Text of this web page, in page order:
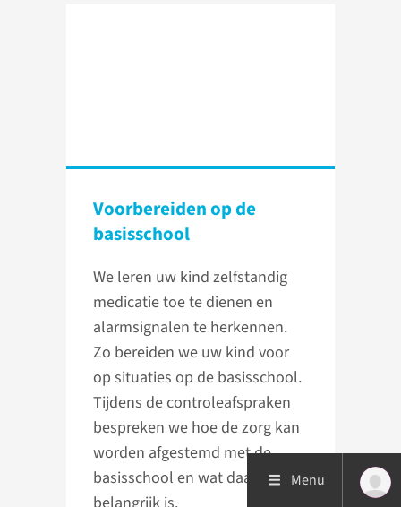
Voorbereiden op de
basisschool
We leren uw kind zelfstandig
medicatie toe te dienen en
alarmsignalen te herkennen.
Zo bereiden we uw kind voor
op situaties op de basisschool.
Tijdens de controleafspraken
bespreken we hoe de zorg kan
worden afgestemd met de
basisschool en wat daarbij
Menu